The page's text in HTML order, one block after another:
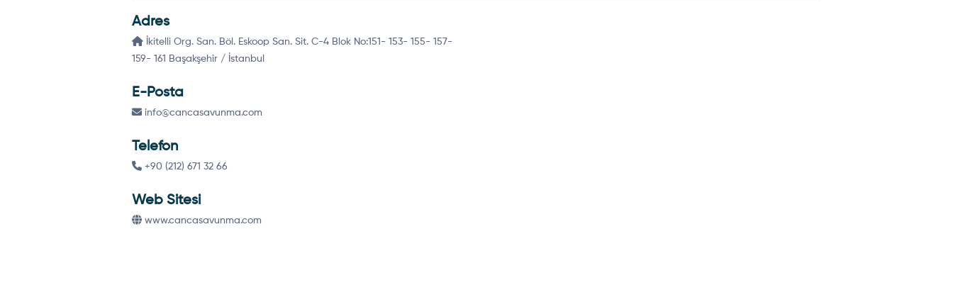
Adres
İkitelli Org. San. Böl. Eskoop San. Sit. C-4 Blok No:151- 153- 155- 157-
159- 161 Başakşehir / İstanbul
E-Posta
info@cancasavunma.com
Telefon
+90 (212) 671 32 66
Web Sitesi
www.cancasavunma.com